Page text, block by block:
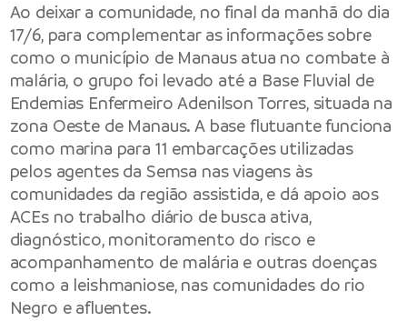
Ao deixar a comunidade, no final da manhã do dia
17/6, para complementar as informações sobre
como o município de Manaus atua no combate à
malária, o grupo foi levado até a Base Fluvial de
Endemias Enfermeiro Adenilson Torres, situada na
zona Oeste de Manaus. A base flutuante funciona
como marina para 11 embarcações utilizadas
pelos agentes da Semsa nas viagens às
comunidades da região assistida, e dá apoio aos
ACEs no trabalho diário de busca ativa,
diagnóstico, monitoramento do risco e
acompanhamento de malária e outras doenças
como a leishmaniose, nas comunidades do rio
Negro e afluentes.